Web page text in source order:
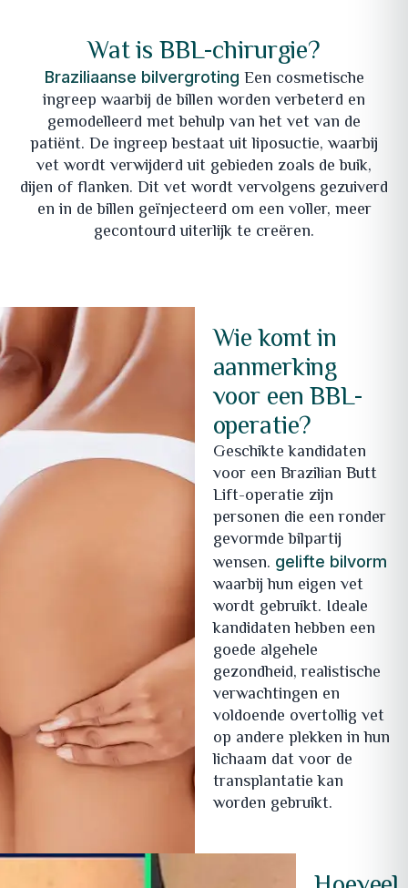
Wat is BBL-chirurgie?
Braziliaanse bilvergroting Een cosmetische
ingreep waarbij de billen worden verbeterd en
gemodelleerd met behulp van het vet van de
patiënt. De ingreep bestaat uit liposuctie, waarbij
vet wordt verwijderd uit gebieden zoals de buik,
dijen of flanken. Dit vet wordt vervolgens gezuiverd
en in de billen geïnjecteerd om een voller, meer
gecontourd uiterlijk te creëren.
Wie komt in
aanmerking
voor een BBL-
operatie?
Geschikte kandidaten
voor een Brazilian Butt
Lift-operatie zijn
personen die een ronder
gevormde bilpartij
wensen. gelifte bilvorm
waarbij hun eigen vet
wordt gebruikt. Ideale
kandidaten hebben een
goede algehele
gezondheid, realistische
verwachtingen en
voldoende overtollig vet
op andere plekken in hun
lichaam dat voor de
transplantatie kan
worden gebruikt.